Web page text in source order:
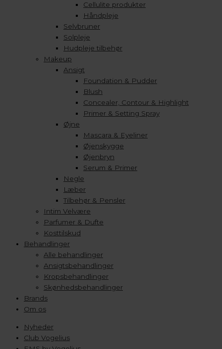
Cellulite produkter
Håndpleje
Selvbruner
Solpleje
Hudpleje tilbehør
Makeup
Ansigt
Foundation & Pudder
Blush
Concealer, Contour & Highlight
Primer & Setting Spray
Øjne
Mascara & Eyeliner
Øjenskygge
Øjenbryn
Serum & Primer
Negle
Læber
Tilbehør & Pensler
Intim Velvære
Parfumer & Dufte
Kosttilskud
Behandlinger
Alle behandlinger
Ansigtsbehandlinger
Kropsbehandlinger
Skønhedsbehandlinger
Brands
Om os
Nyheder
Club Vogelius